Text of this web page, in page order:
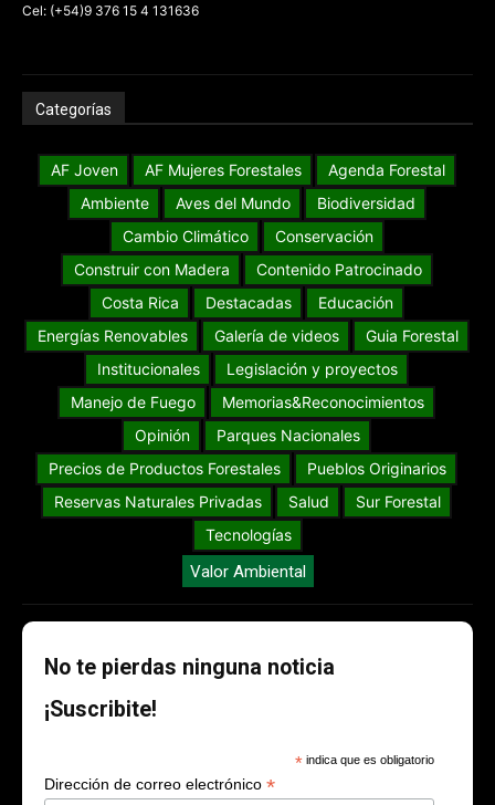
Cel: (+54)9 376 15 4 131636
Categorías
AF Joven AF Mujeres Forestales
Agenda Forestal
Ambiente
Aves del Mundo
Biodiversidad
Cambio Climático
Conservación
Construir con Madera
Contenido Patrocinado
Costa Rica
Destacadas
Educación
Energías Renovables
Galería de videos
Guia Forestal
Institucionales
Legislación y proyectos
Manejo de Fuego
Memorias&Reconocimientos
Opinión
Parques Nacionales
Precios de Productos Forestales
Pueblos Originarios
Reservas Naturales Privadas
Salud
Sur Forestal
Tecnologías
Valor Ambiental
No te pierdas ninguna noticia
¡Suscribite!
* indica que es obligatorio
Dirección de correo electrónico *